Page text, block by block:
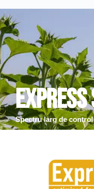
Express
Spectru larg de